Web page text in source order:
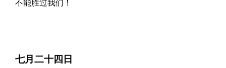
七月二十四日